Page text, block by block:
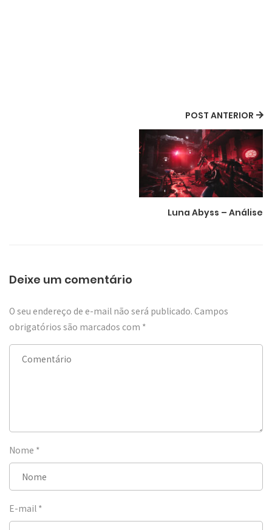
POST ANTERIOR
Luna Abyss – Análise
Deixe um comentário
O seu endereço de e-mail não será publicado. Campos
obrigatórios são marcados com *
Nome *
E-mail *